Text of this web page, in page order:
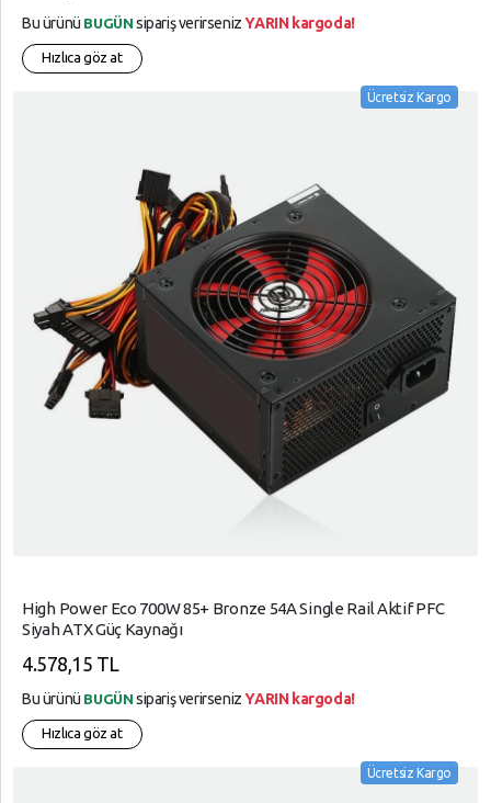
Bu ürünü BUGÜN sipariş verirsenizYARIN kargoda!
Hızlıca göz at
Ücretsiz Kargo
High Power Eco 700W 85+ Bronze 54A Single Rail Aktif PFC
Siyah ATX Güç Kaynağı
4.578,15 TL
Bu ürünü BUGÜN sipariş verirsenizYARIN kargoda!
Hızlıca göz at
Ücretsiz Kargo